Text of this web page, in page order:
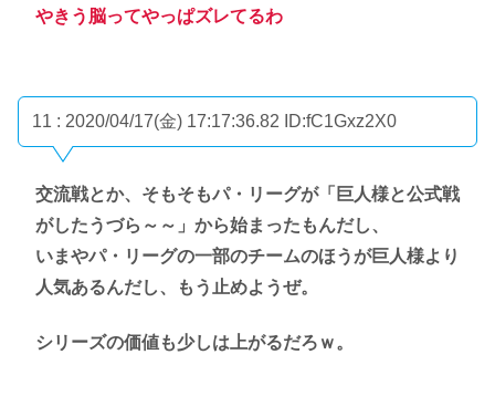
やきう脳ってやっぱズレてるわ
11 : 2020/04/17(金) 17:17:36.82 ID:fC1Gxz2X0
交流戦とか、そもそもパ・リーグが「巨人様と公式戦
がしたうづら～～」から始まったもんだし、
いまやパ・リーグの一部のチームのほうが巨人様より
人気あるんだし、もう止めようぜ。
シリーズの価値も少しは上がるだろｗ。